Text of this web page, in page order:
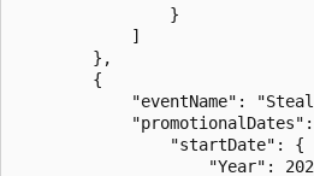
                }
            ]
        },
        {
"eventName":
                "startDate": {
"Year":